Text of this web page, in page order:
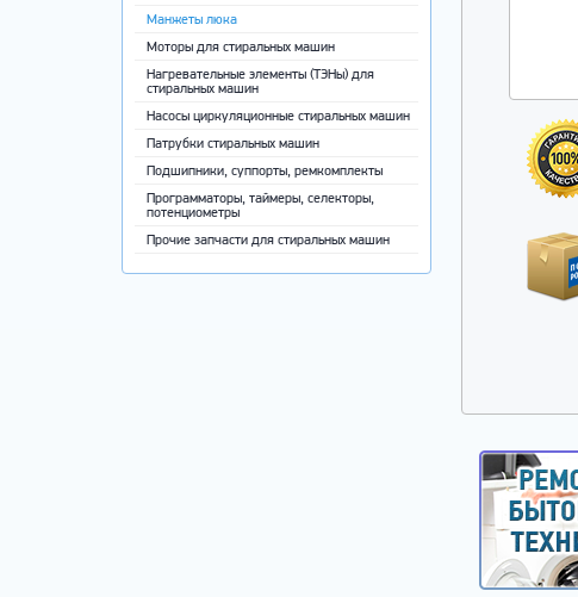
Манжеты люка
Моторы для стиральных машин
Нагревательные элементы (ТЭНы) для
стиральных машин
Насосы циркуляционные стиральных машин
Патрубки стиральных машин
Подшипники, суппорты, ремкомплекты
Программаторы, таймеры, селекторы,
потенциометры
Прочие запчасти для стиральных машин